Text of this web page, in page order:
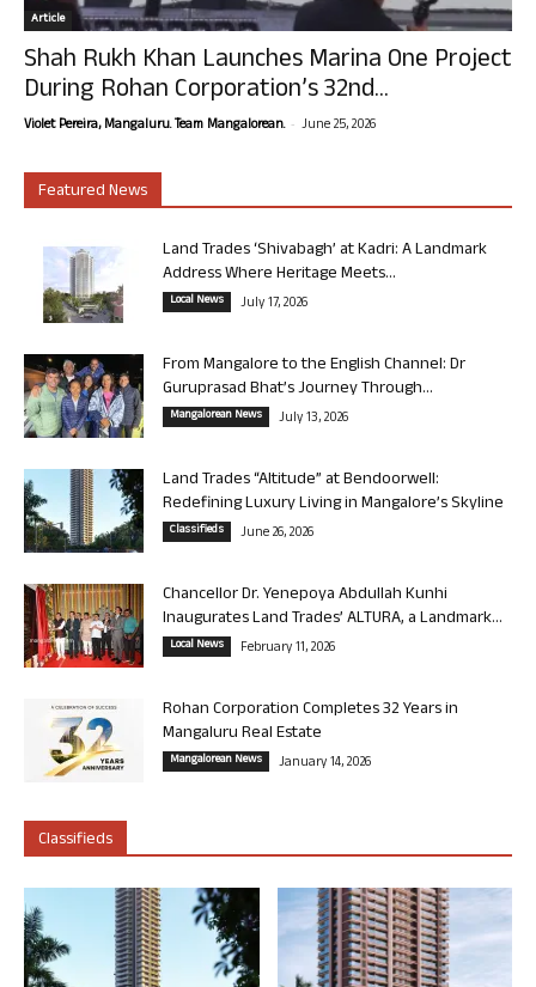
Article
Shah Rukh Khan Launches Marina One Project
During Rohan Corporation’s 32nd...
Violet Pereira, Mangaluru. Team Mangalorean. - June 25, 2026
Featured News
Land Trades ‘Shivabagh’ at Kadri: A Landmark
Address Where Heritage Meets...
Local News July 17, 2026
From Mangalore to the English Channel: Dr
Guruprasad Bhat’s Journey Through...
Mangalorean News July 13, 2026
Land Trades “Altitude” at Bendoorwell:
Redefining Luxury Living in Mangalore’s Skyline
Classifieds June 26, 2026
Chancellor Dr. Yenepoya Abdullah Kunhi
Inaugurates Land Trades’ ALTURA, a Landmark...
Local News February 11, 2026
Rohan Corporation Completes 32 Years in
Mangaluru Real Estate
Mangalorean News January 14, 2026
Classifieds